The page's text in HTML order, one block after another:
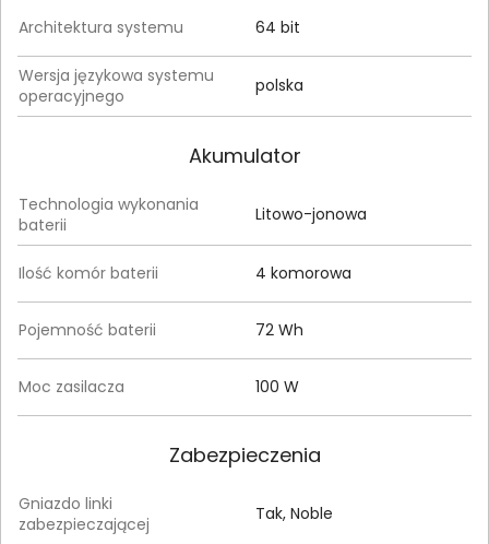
Architektura systemu 64 bit
Wersja językowa systemu
operacyjnego
polska
Akumulator
Technologia wykonania
baterii
Litowo-jonowa
Ilość komór baterii 4 komorowa
Pojemność baterii 72 Wh
Moc zasilacza 100 W
Zabezpieczenia
Gniazdo linki
zabezpieczającej
Tak, Noble